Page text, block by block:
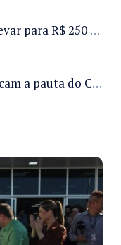
Projeto de lei propõe elevar para R$ 250 mil limite de isenção do IPI para pessoas com deficiência e autismo
Vetos presidenciais trancam a pauta do Congresso com 87 itens pendentes e incluem trechos do Orçamento de 2026